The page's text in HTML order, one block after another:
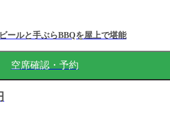
ールと手ぶらBBQを屋上で堪能
空席確認・予約